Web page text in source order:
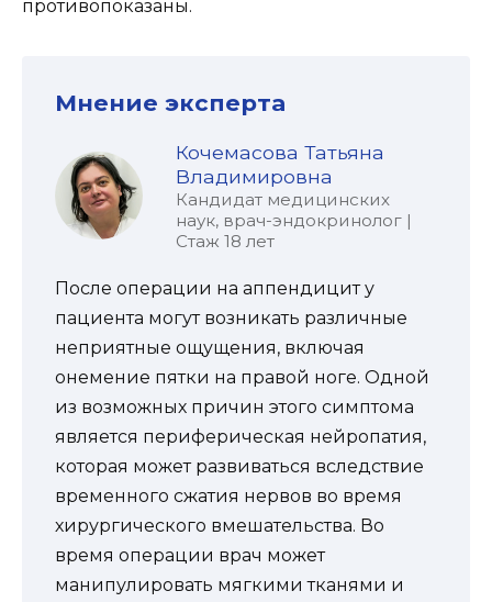
противопоказаны.
Мнение эксперта
Кочемасова Татьяна
Владимировна
Кандидат медицинских
наук, врач-эндокринолог |
Стаж 18 лет
После операции на аппендицит у
пациента могут возникать различные
неприятные ощущения, включая
онемение пятки на правой ноге. Одной
из возможных причин этого симптома
является периферическая нейропатия,
которая может развиваться вследствие
временного сжатия нервов во время
хирургического вмешательства. Во
время операции врач может
манипулировать мягкими тканями и